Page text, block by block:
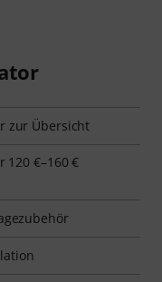
zur Übersicht
€–160 €